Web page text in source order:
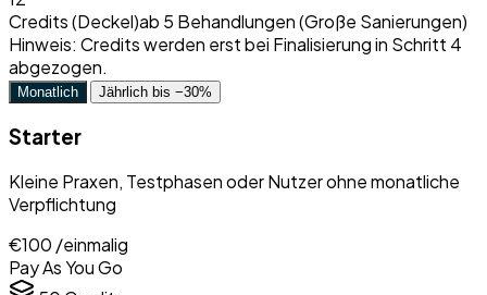
Credits (Deckel)ab 5 Behandlungen (Große Sanierungen)
Hinweis: Credits werden erst bei Finalisierung in Schritt 4
abgezogen.
Monatlich Jährlich bis −30%
Starter
Kleine Praxen, Testphasen oder Nutzer ohne monatliche
Verpflichtung
€100 /einmalig
Pay As You Go